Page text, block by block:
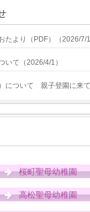
より（PDF） （2026/7/1
いて （2026/4/1 ）
について 親子登園に来て
桜町聖母幼稚園
高松聖母幼稚園